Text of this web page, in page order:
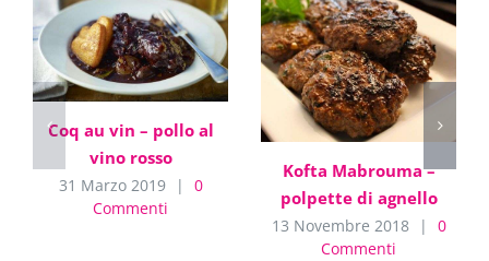
Coq au vin – pollo al
vino rosso
31 Marzo 2019 |
0
Commenti
Kofta Mabrouma –
polpette di agnello
13 Novembre 2018 |
0
Commenti